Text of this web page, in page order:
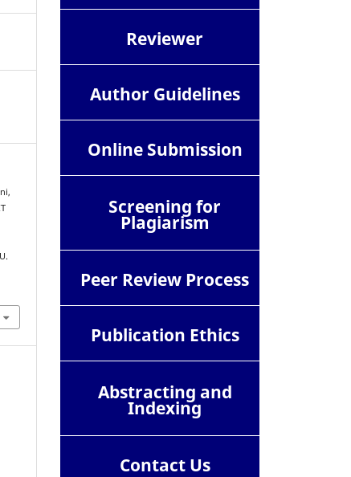
Reviewer
Author Guidelines
Online Submission
Screening for
Plagiarism
Peer Review Process
Publication Ethics
Abstracting and
Indexing
ContactUs